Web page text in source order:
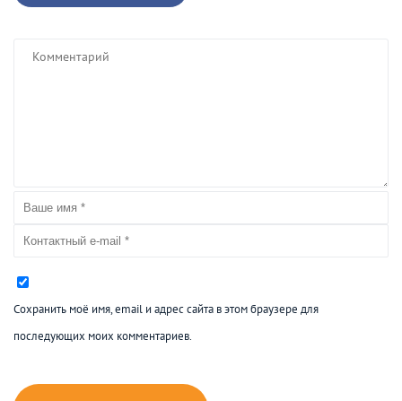
Сохранить моё имя, email и адрес сайта в этом браузере для
последующих моих комментариев.